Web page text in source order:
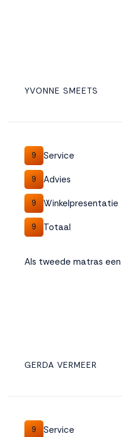
YVONNE SMEETS
9 Service
9 Advies
9 Winkelpresentatie
9 Totaal
Als tweede matras
GERDA VERMEER
9 Service